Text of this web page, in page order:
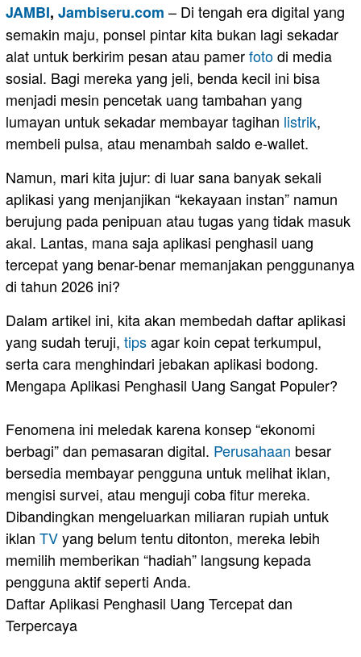
JAMBI, Jambiseru.com – Di tengah era digital yang
semakin maju, ponsel pintar kita bukan lagi sekadar
alat untuk berkirim pesan atau pamerfotodi media
sosial. Bagi mereka yang jeli, benda kecil ini bisa
menjadi mesin pencetak uang tambahan yang
lumayan untuk sekadar membayar tagihan listrik,
membeli pulsa, atau menambah saldo e-wallet.
Namun, mari kita jujur: di luar sana banyak sekali
aplikasi yang menjanjikan “kekayaan instan” namun
berujung pada penipuan atau tugas yang tidak masuk
akal. Lantas, mana saja aplikasi penghasil uang
tercepat yang benar-benar memanjakan penggunanya
di tahun 2026 ini?
​Dalam artikel ini, kita akan membedah daftar aplikasi
yang sudah teruji, tipsagar koin cepat terkumpul,
serta cara menghindari jebakan aplikasi bodong.
​Mengapa Aplikasi Penghasil Uang Sangat Populer?
Fenomena ini meledak karena konsep “ekonomi
berbagi” dan pemasaran digital. Perusahaan besar
bersedia membayar pengguna untuk melihat iklan,
mengisi survei, atau menguji coba fitur mereka.
Dibandingkan mengeluarkan miliaran rupiah untuk
iklan TVyang belum tentu ditonton, mereka lebih
memilih memberikan “hadiah” langsung kepada
pengguna aktif seperti Anda.
​Daftar Aplikasi Penghasil Uang Tercepat dan
Terpercaya